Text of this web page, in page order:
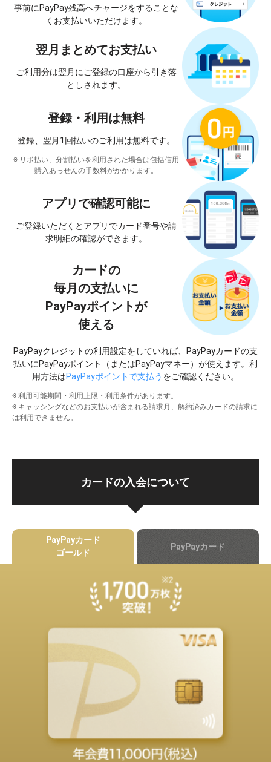
事前にPayPay残高へチャージをすることな
くお支払いいただけます。
翌月まとめてお支払い
ご利用分は翌月にご登録の口座から引き落
としされます。
登録・利用は無料
登録、翌月1回払いのご利用は無料です。
※ リボ払い、分割払いを利用された場合は包括信用
購入あっせんの手数料がかかります。
アプリで確認可能に
ご登録いただくとアプリでカード番号や請
求明細の確認ができます。
カードの
毎月の支払いに
PayPayポイントが
使える
PayPayクレジットの利用設定をしていれば、PayPayカードの支
払いにPayPayポイント（またはPayPayマネー）が使えます。 利
用方法はPayPayポイントで支払う をご確認ください。
※ 利用可能期間・利用上限・利用条件があります。
※ キャッシングなどのお支払いが含まれる請求月、解約済みカードの請求に
は利用できません。
カードの入会について
PayPayカード
ゴールド
PayPayカード